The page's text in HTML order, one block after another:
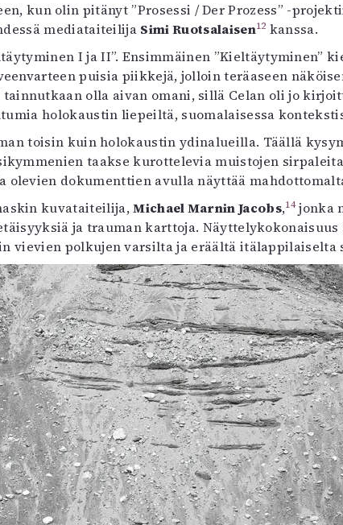
kun olin pitänyt ”Prosessi / Der Prozess” -
mediataiteilija Simi Ruotsalaisen12 kanssa.
I ja II”. Ensimmäinen ”Kieltäytyminen”
puisia piikkejä, jolloin teräaseen
olla aivan omani, sillä Celan oli jo
holokaustin liepeiltä, suomalaisessa
toisin kuin holokaustin ydinalueilla. Täällä
taakse kurottelevia muistojen
olevien dokumenttien avulla näyttää
kuvataiteilija,Michael Marnin Jacobs,14jonka
ja trauman karttoja.
vievien polkujen varsilta ja eräältä itälappilaiselta